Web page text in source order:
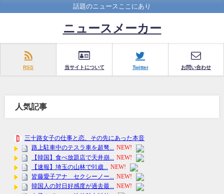
話題のニュースここにあり
ニュースメーカー
RSS 当サイトについて Twitter お問い合わせ
人気記事